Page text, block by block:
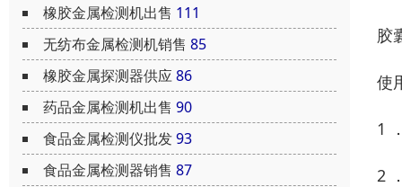
橡胶金属检测机出售 111
无纺布金属检测机销售 85
橡胶金属探测器供应86
药品金属检测机出售 90
食品金属检测仪批发93
食品金属检测器销售 87
胶
使
1
2